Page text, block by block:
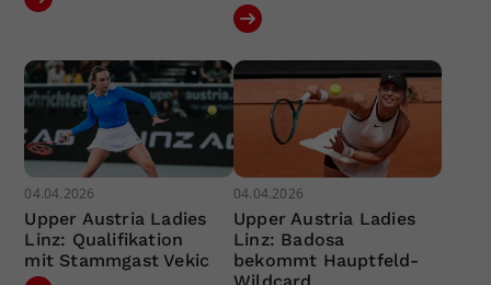
04.04.2026
Upper Austria Ladies
Linz: Qualifikation
mit Stammgast Vekic
04.04.2026
Upper Austria Ladies
Linz: Badosa
bekommt Hauptfeld-